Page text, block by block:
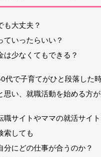
も大丈夫？
ていったらいい？
は少なくてもできる？
代で子育てがひと段落した
思い、就職活動を始める方が
職サイトやママの就活サイ
索しても
分にどの仕事が合うのか？